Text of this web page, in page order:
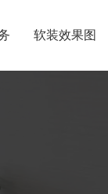
软装效果图